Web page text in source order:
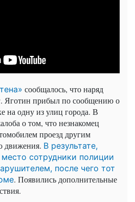
сообщалось, что наряд
Яготин прибыл по сообщению о
на одну из улиц города. В
о том, что незнакомец
проезд другим
движения. В результате,
сотрудники полиции
после чего тот
. Появились дополнительные